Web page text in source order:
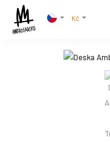
Kč